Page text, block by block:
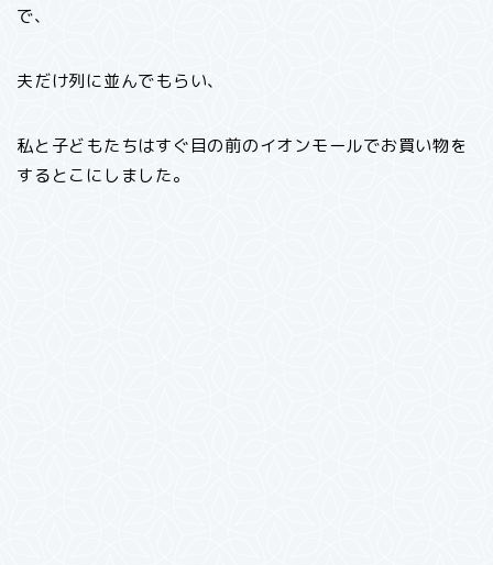
で、
夫だけ列に並んでもらい、
私と子どもたちはすぐ目の前のイオンモールでお買い物を
するとこにしました。